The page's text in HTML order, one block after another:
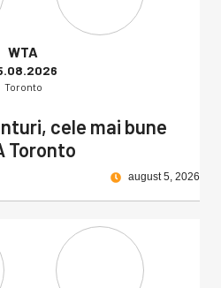
WTA
Toronto
cele mai bune
Toronto
august 5, 2026